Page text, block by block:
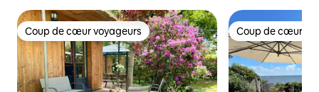
Coup de cœur voyageurs
Coup de cœur voyageurs Coup de cœur
Coup de cœur